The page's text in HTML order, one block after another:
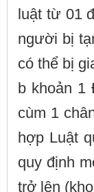
luật từ 01
người bị
có thể bị
b khoản
cùm 1
hợp Luật
quy định
trở lên